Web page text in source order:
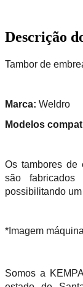
Descrição
Tambor de
Marca: Weldro
Modelos
Os tambores de
são
possibilitando
*Imagem
Somos a